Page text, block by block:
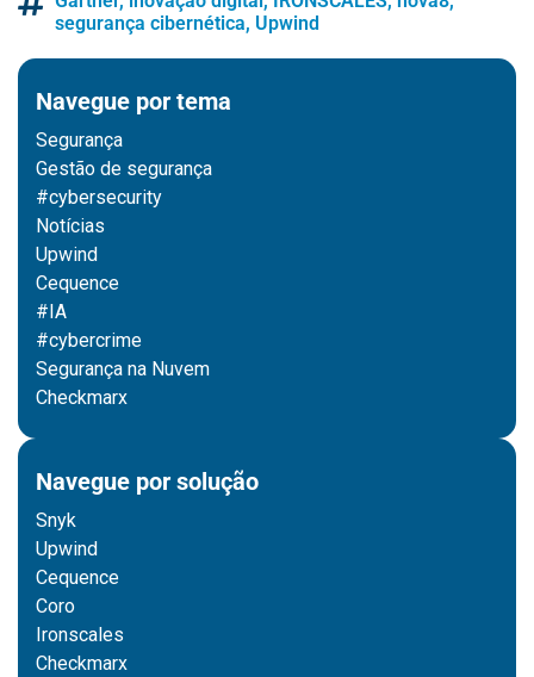
segurança cibernética, Upwind
Navegue por tema
Segurança
Gestão de segurança
#cybersecurity
Notícias
Upwind
Cequence
#IA
#cybercrime
Segurança na Nuvem
Checkmarx
Navegue por solução
Snyk
Upwind
Cequence
Coro
Ironscales
Checkmarx